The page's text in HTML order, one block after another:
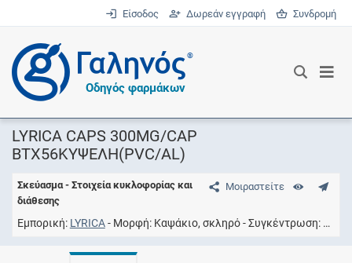
Είσοδος Δωρεάν εγγραφή Συνδρομή
®
Οδηγός φαρμάκων
LYRICA CAPS 300MG/CAP
BTX56ΚΥΨΕΛΗ(PVC/AL)
Μοιραστείτε
Σκεύασμα - Στοιχεία κυκλοφορίας και
διάθεσης
Εμπορική LYRICA Μορφή Καψάκιο, σκληρό Συγκέντρωση